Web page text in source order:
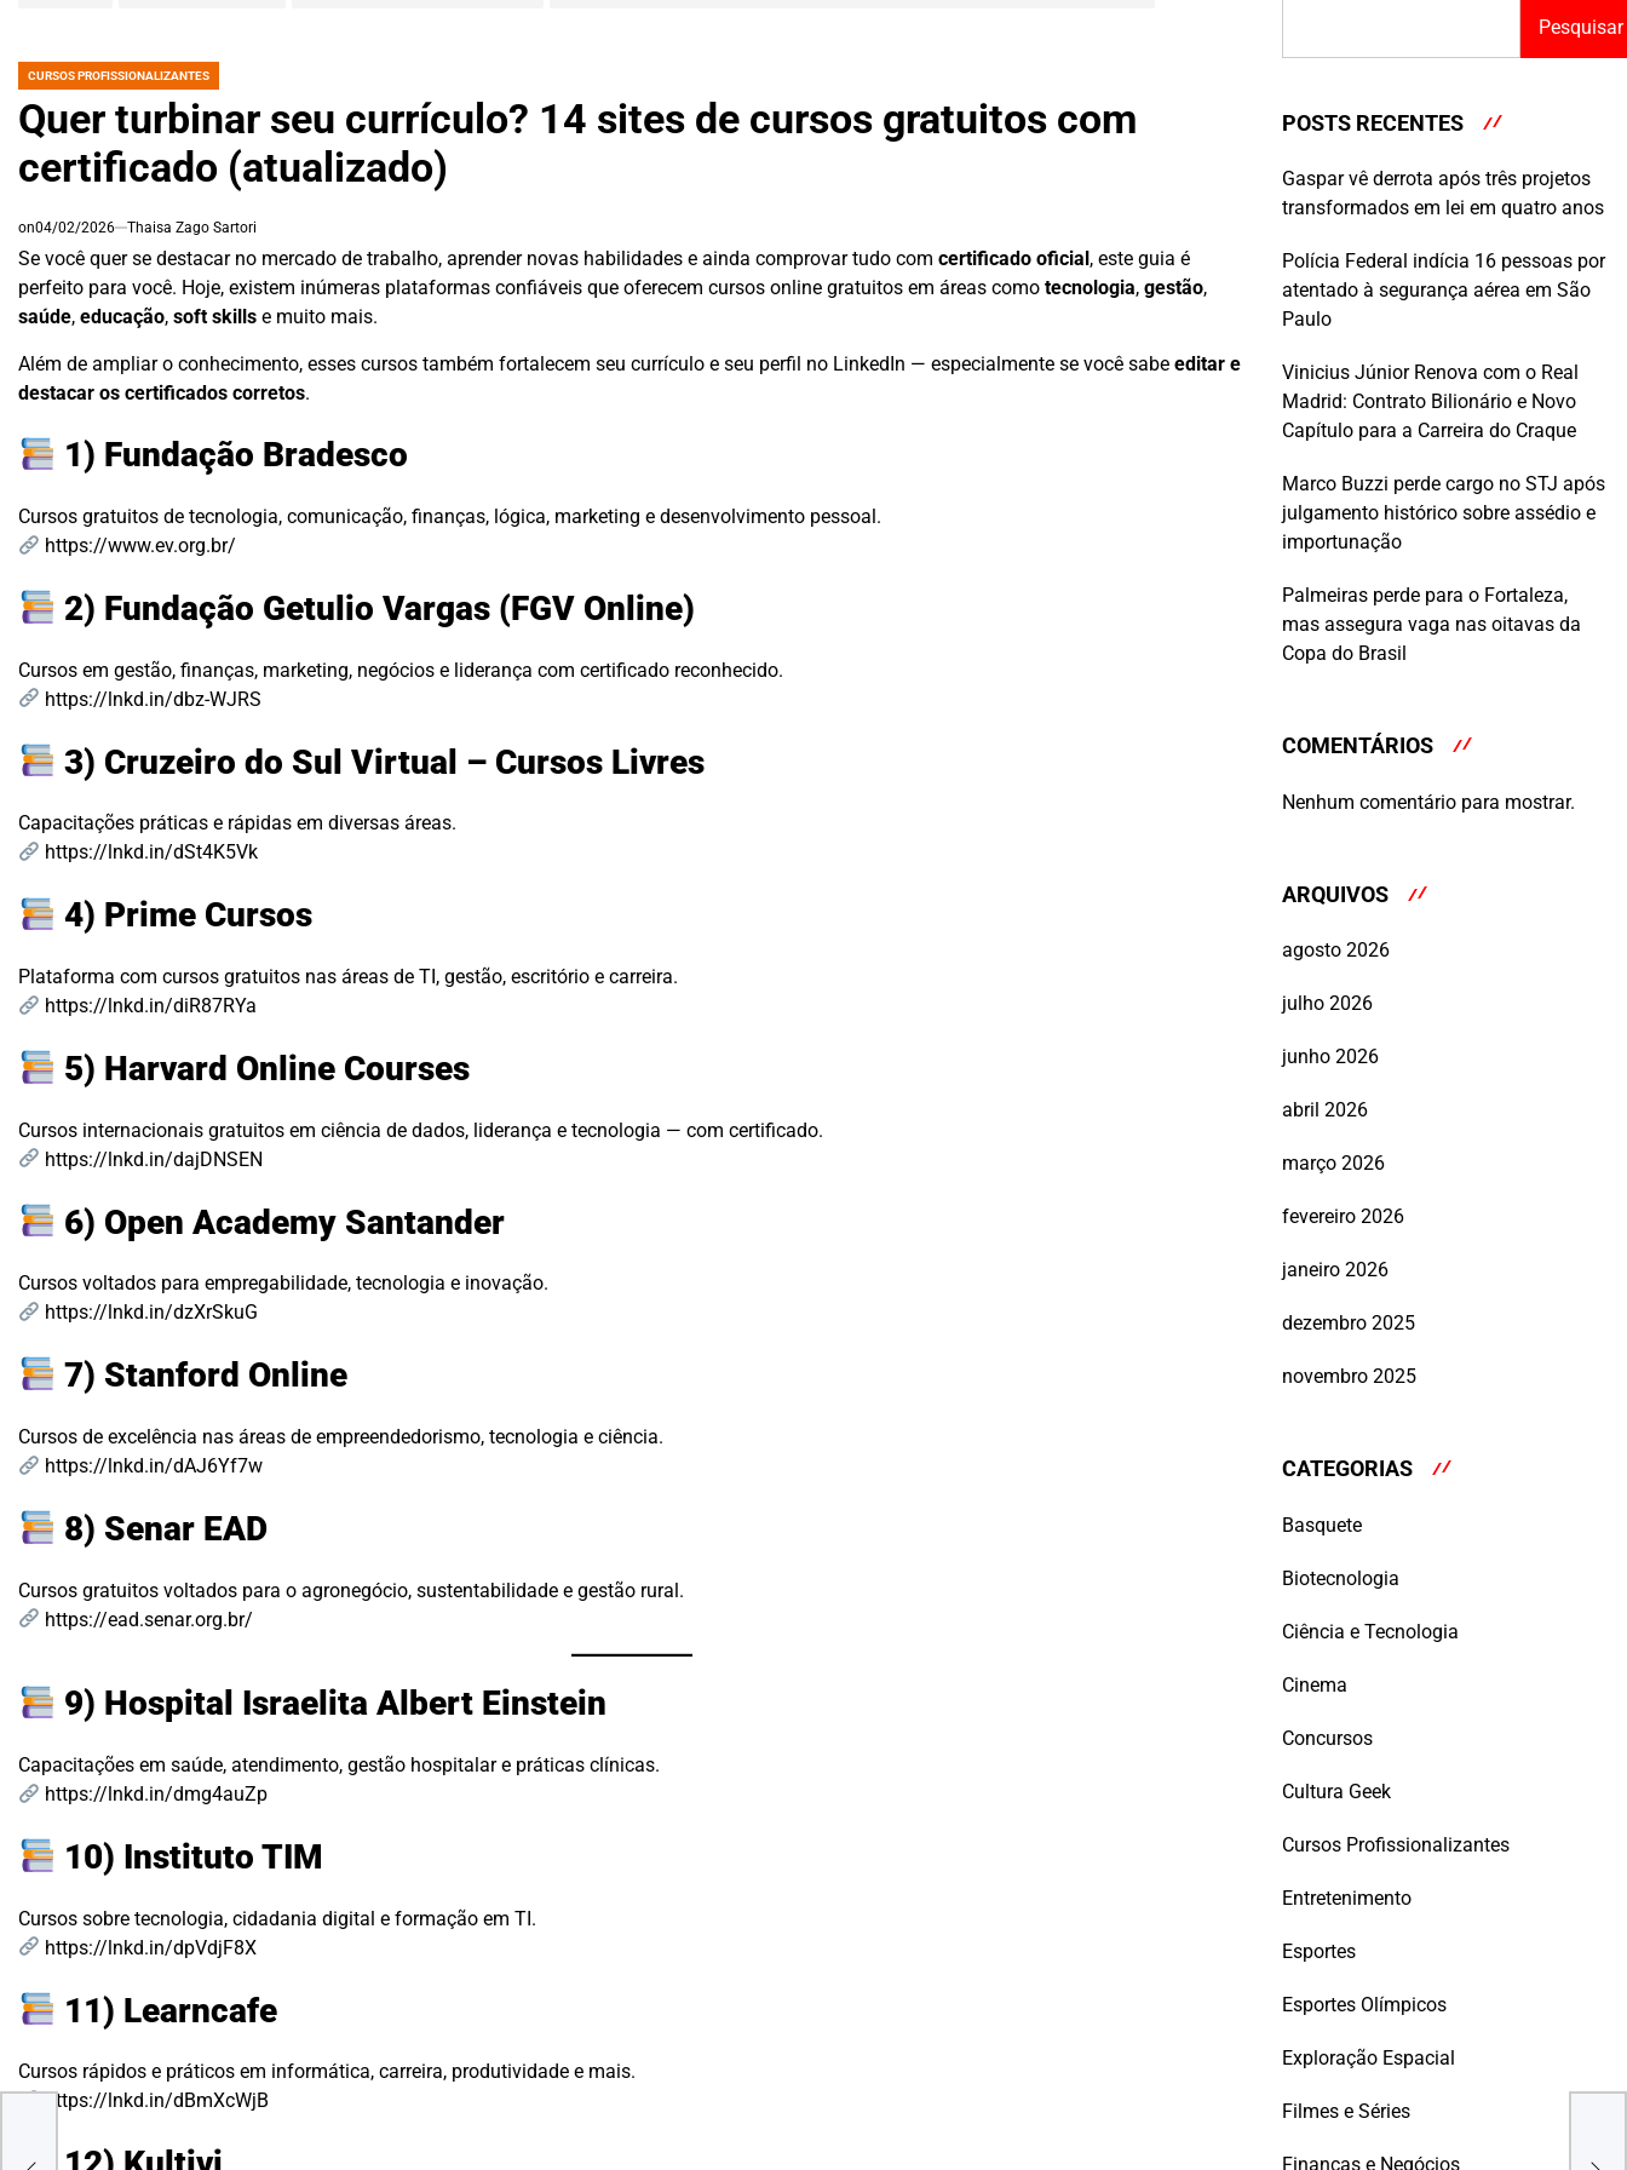
POSTED
CURSOS PROFISSIONALIZANTES
Quer turbinar seu currículo? 14 sites de cursos gratuitos com
certificado (atualizado)
on04/02/2026 Thaisa Zago Sartori
Se você quer se destacar no mercado de trabalho, aprender novas habilidades e ainda comprovar tudo com certificado oficial, este guia é
perfeito para você. Hoje, existem inúmeras plataformas confiáveis que oferecem cursos online gratuitos em áreas como tecnologia, gestão,
saúde, educação, soft skills e muito mais.
Além de ampliar o conhecimento, esses cursos também fortalecem seu currículo e seu perfil no LinkedIn — especialmente se você sabe editar e
destacar os certificados corretos.
1) Fundação Bradesco
Cursos gratuitos de tecnologia, comunicação, finanças, lógica, marketing e desenvolvimento pessoal.
https://www.ev.org.br/
2) Fundação Getulio Vargas (FGV Online)
Cursos em gestão, finanças, marketing, negócios e liderança com certificado reconhecido.
https://lnkd.in/dbz-WJRS
3) Cruzeiro do Sul Virtual – Cursos Livres
Capacitações práticas e rápidas em diversas áreas.
https://lnkd.in/dSt4K5Vk
4) Prime Cursos
Plataforma com cursos gratuitos nas áreas de TI, gestão, escritório e carreira.
https://lnkd.in/diR87RYa
5) Harvard Online Courses
Cursos internacionais gratuitos em ciência de dados, liderança e tecnologia — com certificado.
https://lnkd.in/dajDNSEN
6) Open Academy Santander
Cursos voltados para empregabilidade, tecnologia e inovação.
https://lnkd.in/dzXrSkuG
7) Stanford Online
Cursos de excelência nas áreas de empreendedorismo, tecnologia e ciência.
https://lnkd.in/dAJ6Yf7w
8) Senar EAD
Cursos gratuitos voltados para o agronegócio, sustentabilidade e gestão rural.
https://ead.senar.org.br/
9) Hospital Israelita Albert Einstein
Capacitações em saúde, atendimento, gestão hospitalar e práticas clínicas.
https://lnkd.in/dmg4auZp
10) Instituto TIM
Cursos sobre tecnologia, cidadania digital e formação em TI.
https://lnkd.in/dpVdjF8X
11) Learncafe
Cursos rápidos e práticos em informática, carreira, produtividade e mais.
https://lnkd.in/dBmXcWjB
Pesquisar
POSTS RECENTES
Gaspar vê derrota após três projetos
transformados em lei em quatro anos
Polícia Federal indícia 16 pessoas por
atentado à segurança aérea em São
Paulo
Vinicius Júnior Renova com o Real
Madrid: Contrato Bilionário e Novo
Capítulo para a Carreira do Craque
Marco Buzzi perde cargo no STJ após
julgamento histórico sobre assédio e
importunação
Palmeiras perde para o Fortaleza,
mas assegura vaga nas oitavas da
Copa do Brasil
COMENTÁRIOS
Nenhum comentário para mostrar.
ARQUIVOS
agosto 2026
julho 2026
junho 2026
abril 2026
março 2026
fevereiro 2026
janeiro 2026
dezembro 2025
novembro 2025
CATEGORIAS
Basquete
Biotecnologia
Ciência e Tecnologia
Cinema
Concursos
Cultura Geek
Cursos Profissionalizantes
Entretenimento
Esportes
Esportes Olímpicos
Exploração Espacial
Filmes e Séries
Finanças e Negócios